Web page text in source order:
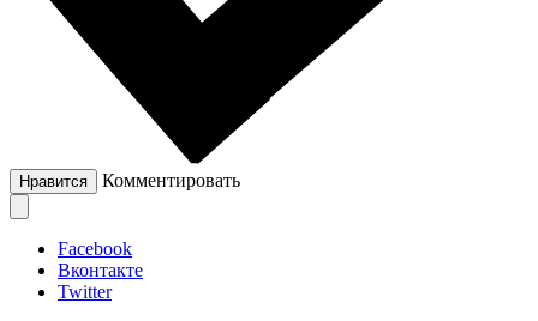
Нравится Комментировать
Facebook
Вконтакте
Twitter